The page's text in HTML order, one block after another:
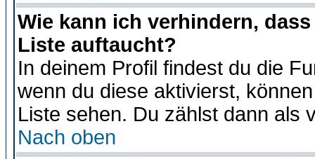
Wie kann ich verhindern,
Liste auftaucht?
In deinem Profil findest du die
wenn du diese aktivierst,
Liste sehen. Du zählst dann als
Nach oben